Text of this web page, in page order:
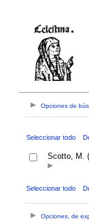
Opciones de
Seleccionar todo
Scotto, M.
Seleccionar todo
Opciones, de